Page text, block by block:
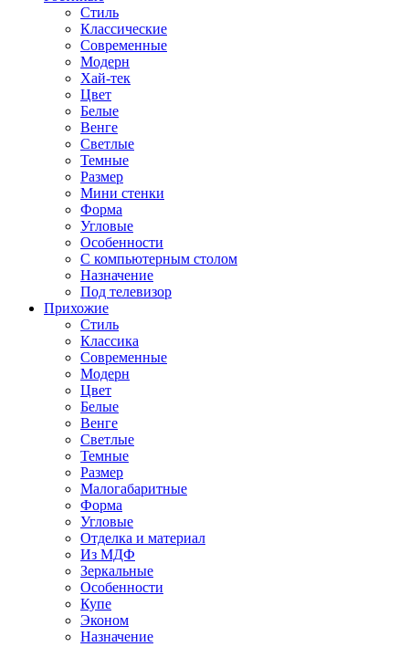
Стиль
Классические
Современные
Модерн
Хай-тек
Цвет
Белые
Венге
Светлые
Темные
Размер
Мини стенки
Форма
Угловые
Особенности
С компьютерным столом
Назначение
Под телевизор
Прихожие
Стиль
Классика
Современные
Модерн
Цвет
Белые
Венге
Светлые
Темные
Размер
Малогабаритные
Форма
Угловые
Отделка и материал
Из МДФ
Зеркальные
Особенности
Купе
Эконом
Назначение